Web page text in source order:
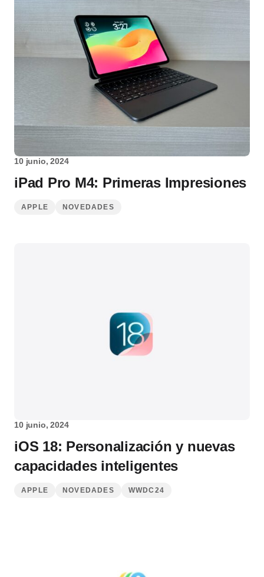
10 junio, 2024
iPad Pro M4: Primeras Impresiones
APPLE NOVEDADES
10 junio, 2024
iOS 18: Personalización y nuevas
capacidades inteligentes
APPLE NOVEDADES WWDC24